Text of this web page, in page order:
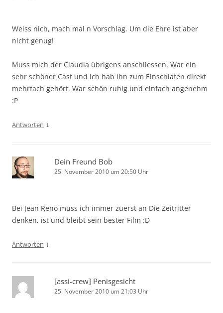
Weiss nich, mach mal n Vorschlag. Um die Ehre ist aber
nicht genug!
Muss mich der Claudia übrigens anschliessen. War ein
sehr schöner Cast und ich hab ihn zum Einschlafen direkt
mehrfach gehört. War schön ruhig und einfach angenehm
:P
Antworten ↓
Dein Freund Bob
25. November 2010 um 20:50 Uhr
Bei Jean Reno muss ich immer zuerst an Die Zeitritter
denken, ist und bleibt sein bester Film :D
Antworten ↓
[assi-crew] Penisgesicht
25. November 2010 um 21:03 Uhr